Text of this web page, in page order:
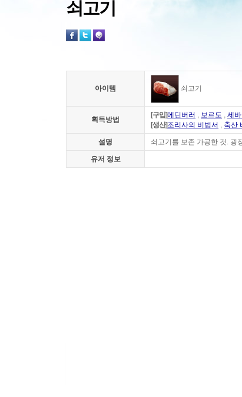
쇠고기
아이템 쇠고기
획득방법
[구입]에딘버러 , 보르도 , 세
[생산]조리사의 비법서 , 축산
설명 쇠고기를 보존 가공한 것. 굉
유저 정보